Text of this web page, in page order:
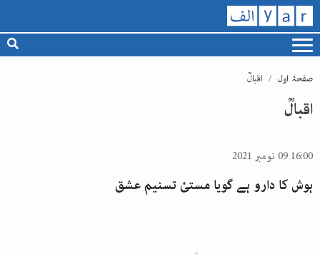
صفحۂ اول اقبالؒ
اقبالؒ
16:00 09 نومبر 2021
ہوش کا دارو ہے گویا مستئ تسنیم عشق